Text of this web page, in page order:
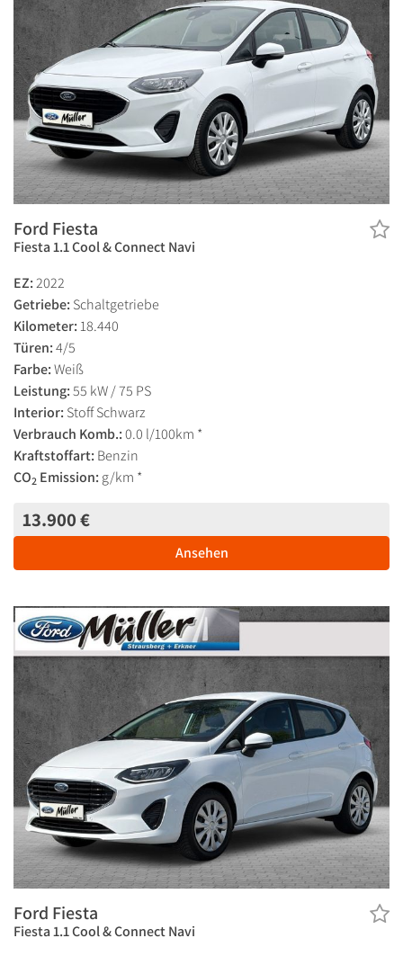
Ford Fiesta
Fiesta 1.1 Cool & Connect Navi
EZ:2022
Getriebe: Schaltgetriebe
Kilometer: 18.440
Türen:4/5
Farbe:Weiß
Leistung:55 kW / 75 PS
Interior: Stoff Schwarz
Verbrauch Komb.:0.0 l/100km *
Kraftstoffart: Benzin
CO2 Emission: g/km *
13.900 €
Ansehen
Ford Fiesta
Fiesta 1.1 Cool & Connect Navi